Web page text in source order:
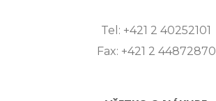
Tel: +421 2 40252101
Fax: +421 2 44872870